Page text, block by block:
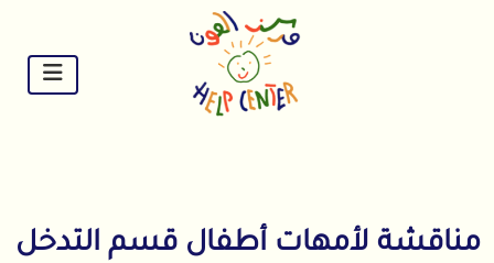
مناقشة لأمهات أطفال قسم التدخل